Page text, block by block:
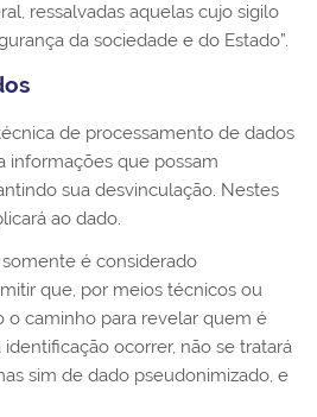
ressalvadas aquelas cujo sigilo
da sociedade e do Estado”.
de processamento de dados
informações que possam
sua desvinculação. Nestes
ao dado.
é considerado
que, por meios técnicos ou
o caminho para revelar quem é
ocorrer, não se tratará
sim de dado pseudonimizado, e